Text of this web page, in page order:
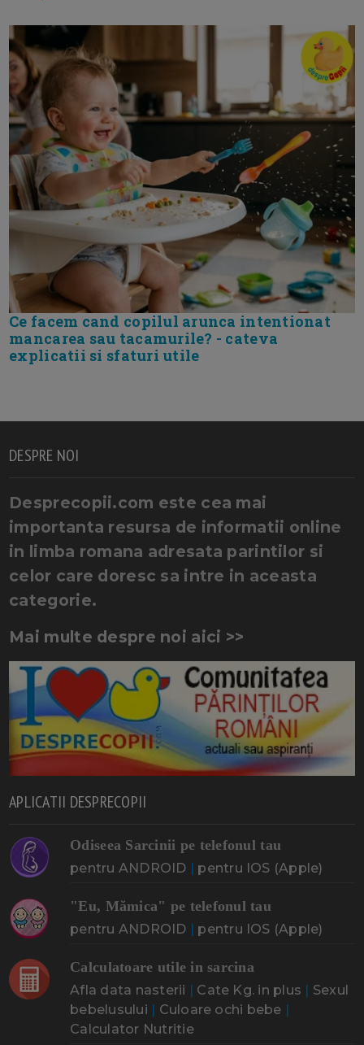
Ce facem cand copilul arunca intentionat
mancarea sau tacamurile? - cateva
explicatii si sfaturi utile
DESPRE NOI
Desprecopii.com este cea mai
importanta resursa de informatii online
in limba romana adresata parintilor si
celor care doresc sa intre in aceasta
categorie.
Mai multe despre noi aici >>
APLICATII DESPRECOPII
Odiseea Sarcinii pe telefonul tau
pentru ANDROID | pentru IOS (Apple)
"Eu, Mămica" pe telefonul tau
pentru ANDROID | pentru IOS (Apple)
Calculatoare utile in sarcina
Afla data nasterii | Cate Kg. in plus | Sexul
bebelusului | Culoare ochi bebe |
Calculator Nutritie